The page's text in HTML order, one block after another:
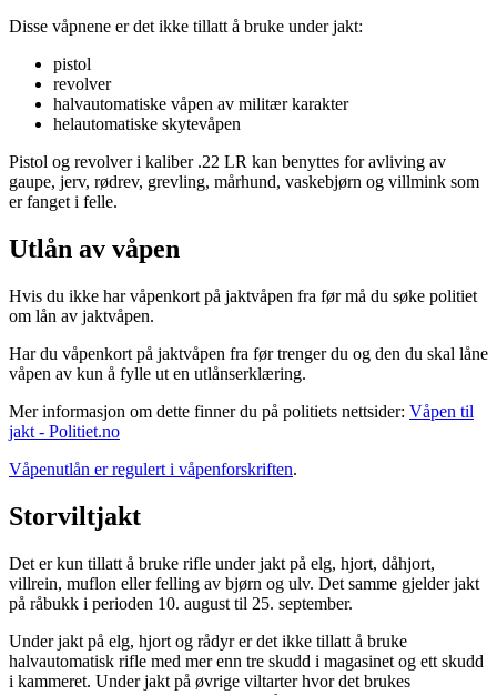
Disse våpnene er det ikke tillatt å bruke under jakt:
pistol
revolver
halvautomatiske våpen av militær karakter
helautomatiske skytevåpen
Pistol og revolver i kaliber .22 LR kan benyttes for avliving av
gaupe, jerv, rødrev, grevling, mårhund, vaskebjørn og villmink som
er fanget i felle.
Utlån av våpen
Hvis du ikke har våpenkort på jaktvåpen fra før må du søke politiet
om lån av jaktvåpen.
Har du våpenkort på jaktvåpen fra før trenger du og den du skal låne
våpen av kun å fylle ut en utlånserklæring.
Mer informasjon om dette finner du på politiets nettsider: Våpen til
jakt - Politiet.no
Våpenutlån er regulert i våpenforskriften.
Storviltjakt
Det er kun tillatt å bruke rifle under jakt på elg, hjort, dåhjort,
villrein, muflon eller felling av bjørn og ulv. Det samme gjelder jakt
på råbukk i perioden 10. august til 25. september.
Under jakt på elg, hjort og rådyr er det ikke tillatt å bruke
halvautomatisk rifle med mer enn tre skudd i magasinet og ett skudd
i kammeret. Under jakt på øvrige viltarter hvor det brukes